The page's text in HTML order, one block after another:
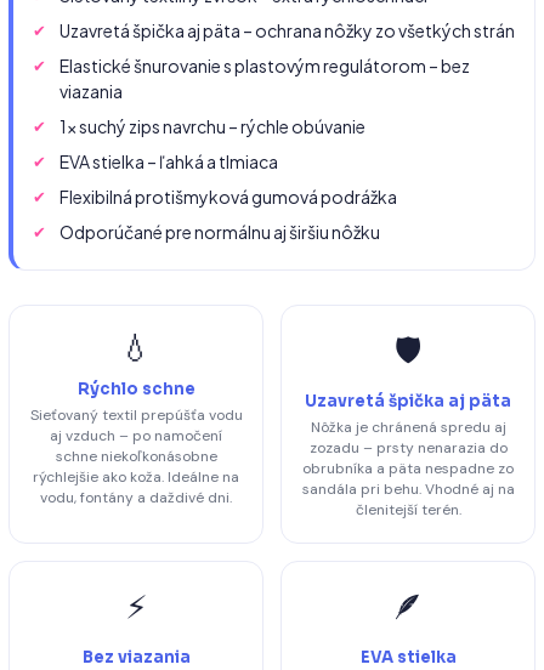
Uzavretá špička aj päta – ochrana nôžky zo všetkých strán
Elastické šnurovanie s plastovým regulátorom – bez
viazania
1× suchý zips navrchu – rýchle obúvanie
EVA stielka – ľahká a tlmiaca
Flexibilná protišmyková gumová podrážka
Odporúčané pre normálnu aj širšiu nôžku
💧
Rýchlo schne
Sieťovaný textil prepúšťa vodu
aj vzduch – po namočení
schne niekoľkonásobne
rýchlejšie ako koža. Ideálne na
vodu, fontány a daždivé dni.
🛡️
Uzavretá špička aj päta
Nôžka je chránená spredu aj
zozadu – prsty nenarazia do
obrubníka a päta nespadne zo
sandála pri behu. Vhodné aj na
členitejší terén.
⚡
Bez viazania
🪶
EVA stielka